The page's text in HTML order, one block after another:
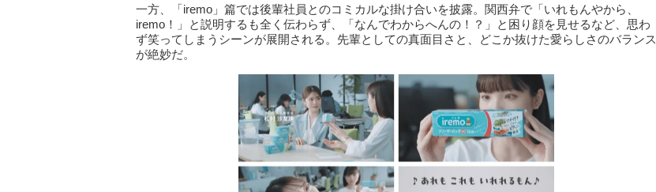
一方、「iremo」篇では後輩社員とのコミカルな掛け合いを披露。関西弁で「いれもんやから、
iremo！」と説明するも全く伝わらず、「なんでわからへんの！？」と困り顔を見せるなど、思わ
ず笑ってしまうシーンが展開される。先輩としての真面目さと、どこか抜けた愛らしさのバランス
が絶妙だ。